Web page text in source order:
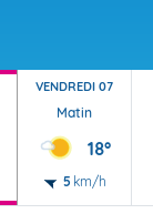
VENDREDI 07
Matin
18°
5 km/h